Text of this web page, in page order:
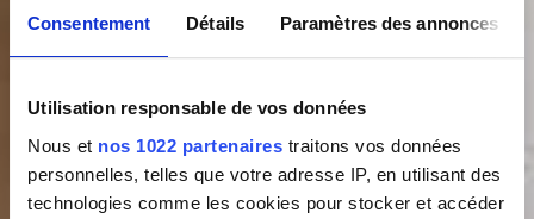
Consentement Détails Paramètres des annonces
Utilisation responsable de vos données
Nous et nos 1022 partenaires traitons vos données
personnelles, telles que votre adresse IP, en utilisant des
technologies comme les cookies pour stocker et accéder